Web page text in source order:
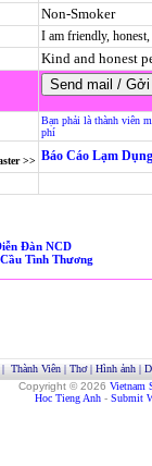
Non-Smoker
I am friendly,
Kind and honest
Bạn phải là thành viên
phí
>> Báo Cáo Lạm
Đàn NCD
Tình Thương
Thành Viên| Thơ| Hình ảnh|
Copyright © 2026 Vietnam
Hoc Tieng Anh - Submit